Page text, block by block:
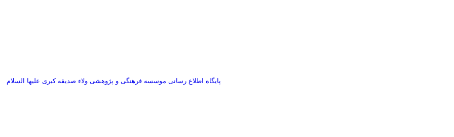
پایگاه اطلاع رسانی موسسه فرهنگی و پژوهشی ولاء صدیقه کبری علیها السلام